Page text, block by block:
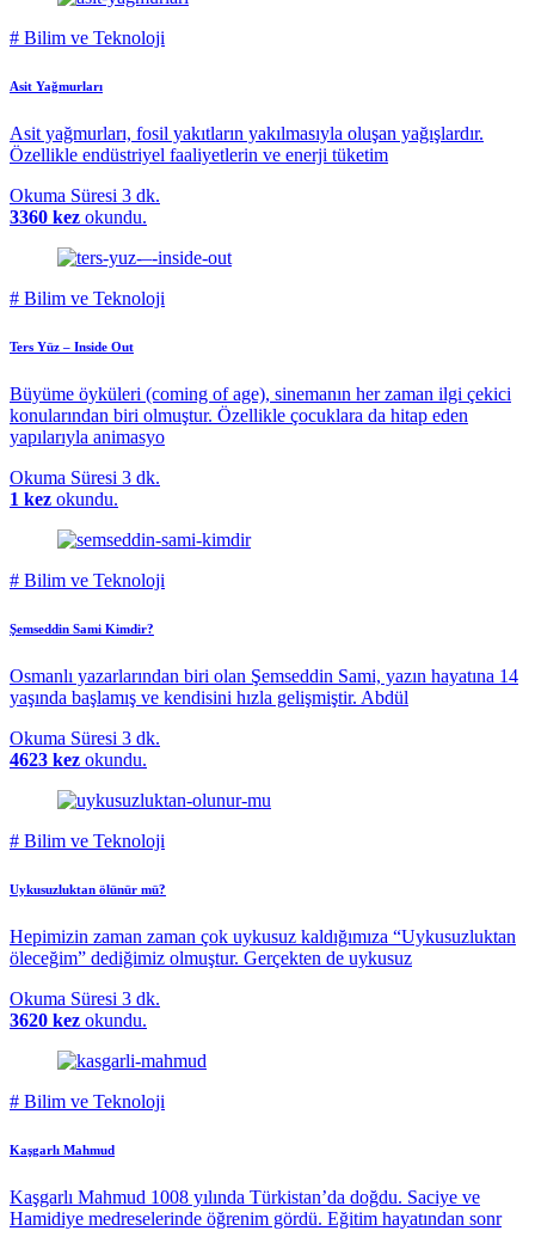
# Bilim ve Teknoloji
Asit Yağmurları
Asit yağmurları, fosil yakıtların yakılmasıyla oluşan yağışlardır.
Özellikle endüstriyel faaliyetlerin ve enerji tüketim
Okuma Süresi 3 dk.
3360 kez okundu.
# Bilim ve Teknoloji
Ters Yüz – Inside Out
Büyüme öyküleri (coming of age), sinemanın her zaman ilgi çekici
konularından biri olmuştur. Özellikle çocuklara da hitap eden
yapılarıyla animasyo
Okuma Süresi 3 dk.
1 kez okundu.
# Bilim ve Teknoloji
Şemseddin Sami Kimdir?
Osmanlı yazarlarından biri olan Şemseddin Sami, yazın hayatına 14
yaşında başlamış ve kendisini hızla gelişmiştir. Abdül
Okuma Süresi 3 dk.
4623 kez okundu.
# Bilim ve Teknoloji
Uykusuzluktan ölünür mü?
Hepimizin zaman zaman çok uykusuz kaldığımıza “Uykusuzluktan
öleceğim” dediğimiz olmuştur. Gerçekten de uykusuz
Okuma Süresi 3 dk.
3620 kez okundu.
# Bilim ve Teknoloji
Kaşgarlı Mahmud
Kaşgarlı Mahmud 1008 yılında Türkistan’da doğdu. Saciye ve
Hamidiye medreselerinde öğrenim gördü. Eğitim hayatından sonr